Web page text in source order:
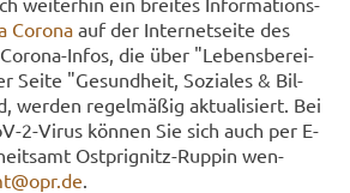
Co­ro­na auf der In­ter­net­sei­te des
​Infos, die über "Le­bens­be­rei­
Seite "Ge­sund­heit, So­zia­les & Bil­
wer­den re­gel­mä­ßig ak­tua­li­siert. Bei
2-Virus kön­nen Sie sich auch per E-​
Ostprignitz-​Ruppin wen­
.